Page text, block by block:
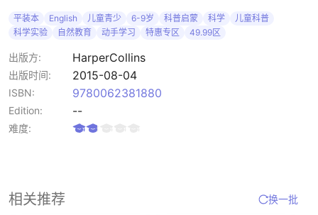
书中提供基础植物生长科学知识，通过简单实验培养动手能力和耐心
观察，激发儿童对自然世界的好奇心和探索欲；以彩色插图形式带来
视觉愉悦和故事乐趣，增强家庭教育互动，促进亲子共读。
结合，帮助孩子在娱乐中掌握自然知识，培养观察力和自然认知；简
平装本 English 儿童青少 6-9岁 科普启蒙 科学
儿童科普
科学实验
自然教育 动手学习 特惠专区 49.99区
出版方: HarperCollins
出版时间: 2015-08-04
ISBN: 9780062381880
Edition: --
难度:
相关推荐 换一批